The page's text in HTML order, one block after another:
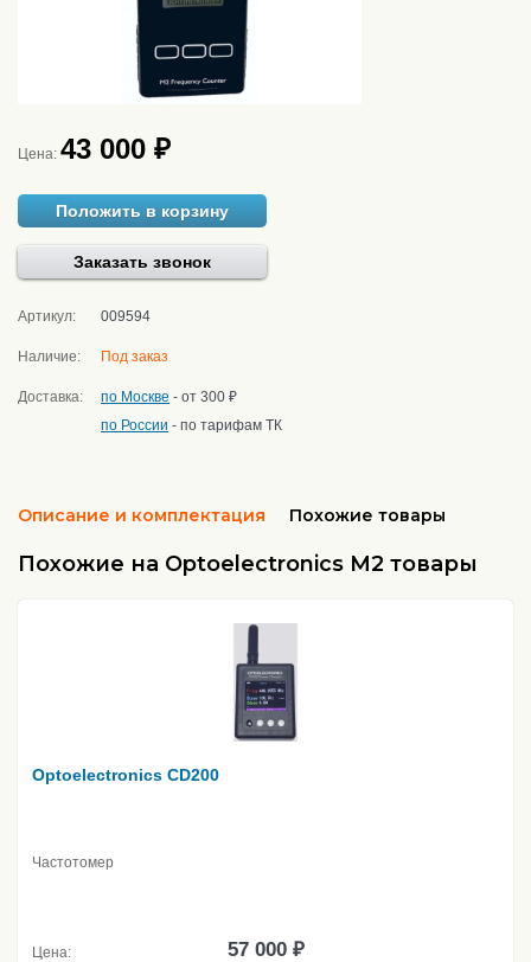
Цена: 43 000 ₽
Положить в корзину
Заказать звонок
Артикул: 009594
Наличие: Под заказ
Доставка: по Москве - от 300 ₽
по России - по тарифам ТК
Описание и комплектация Похожие товары
Похожие на Optoelectronics M2 товары
Optoelectronics CD200
Частотомер
Цена: 57 000 ₽